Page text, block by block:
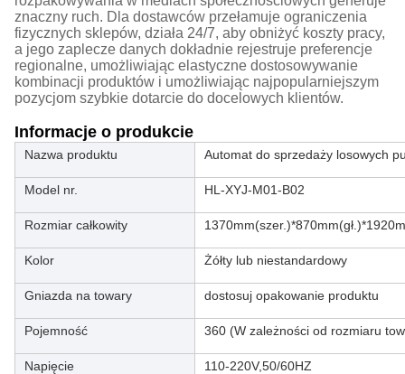
znaczny ruch. Dla dostawców przełamuje ograniczenia
fizycznych sklepów, działa 24/7, aby obniżyć koszty pracy,
a jego zaplecze danych dokładnie rejestruje preferencje
regionalne, umożliwiając elastyczne dostosowywanie
kombinacji produktów i umożliwiając najpopularniejszym
pozycjom szybkie dotarcie do docelowych klientów.
Informacje o produkcie
Nazwa produktu Automat do sprzedaży losowych
Model nr. HL-XYJ-M01-B02
Rozmiar całkowity
Kolor Żółty lub niestandardowy
Gniazda na towary dostosuj opakowanie produktu
Pojemność 360 (W zależności od rozmiaru
Napięcie 110-220V,50/60HZ